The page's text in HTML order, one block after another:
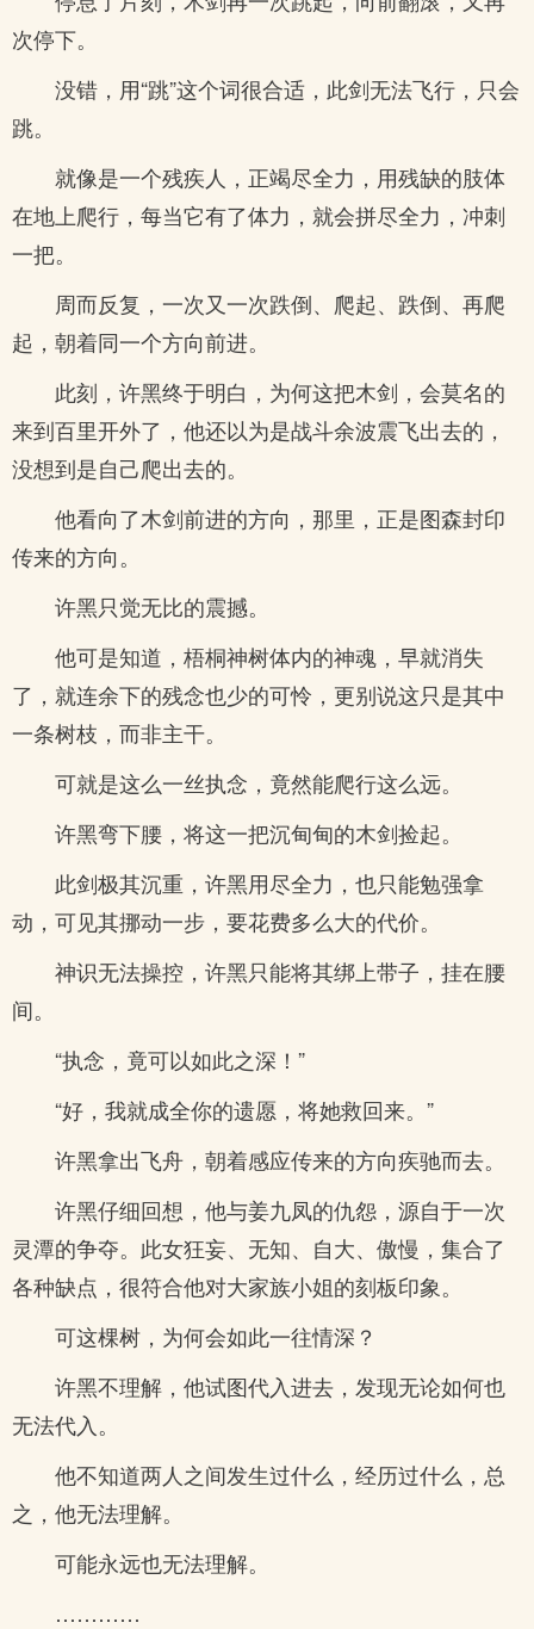
次停下。
没错，用“跳”这个词很合适，此剑无法飞行，只会
跳。
就像是一个残疾人，正竭尽全力，用残缺的肢体
在地上爬行，每当它有了体力，就会拼尽全力，冲刺
一把。
周而反复，一次又一次跌倒、爬起、跌倒、再爬
起，朝着同一个方向前进。
此刻，许黑终于明白，为何这把木剑，会莫名的
来到百里开外了，他还以为是战斗余波震飞出去的，
没想到是自己爬出去的。
他看向了木剑前进的方向，那里，正是图森封印
传来的方向。
许黑只觉无比的震撼。
他可是知道，梧桐神树体内的神魂，早就消失
了，就连余下的残念也少的可怜，更别说这只是其中
一条树枝，而非主干。
可就是这么一丝执念，竟然能爬行这么远。
许黑弯下腰，将这一把沉甸甸的木剑捡起。
此剑极其沉重，许黑用尽全力，也只能勉强拿
动，可见其挪动一步，要花费多么大的代价。
神识无法操控，许黑只能将其绑上带子，挂在腰
间。
“执念，竟可以如此之深！”
“好，我就成全你的遗愿，将她救回来。”
许黑拿出飞舟，朝着感应传来的方向疾驰而去。
许黑仔细回想，他与姜九凤的仇怨，源自于一次
灵潭的争夺。此女狂妄、无知、自大、傲慢，集合了
各种缺点，很符合他对大家族小姐的刻板印象。
可这棵树，为何会如此一往情深？
许黑不理解，他试图代入进去，发现无论如何也
无法代入。
他不知道两人之间发生过什么，经历过什么，总
之，他无法理解。
可能永远也无法理解。
…………